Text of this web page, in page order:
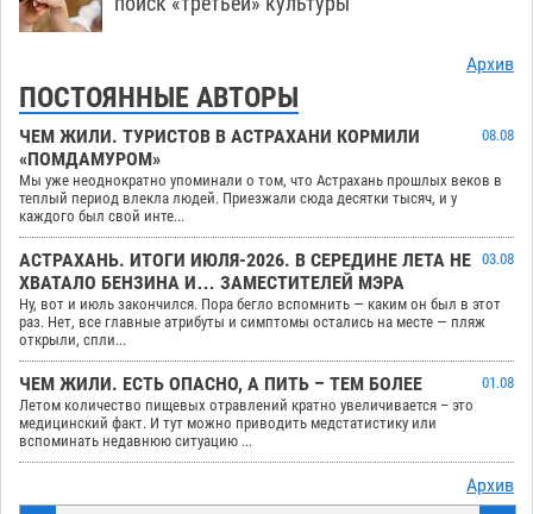
Архив
ПОСТОЯННЫЕ АВТОРЫ
ЧЕМ ЖИЛИ. ТУРИСТОВ В АСТРАХАНИ КОРМИЛИ
«ПОМДАМУРОМ»
08.08
Мы уже неоднократно упоминали о том, что Астрахань прошлых веков в
теплый период влекла людей. Приезжали сюда десятки тысяч, и у
каждого был свой инте...
АСТРАХАНЬ. ИТОГИ ИЮЛЯ-2026. В СЕРЕДИНЕ ЛЕТА НЕ
ХВАТАЛО БЕНЗИНА И… ЗАМЕСТИТЕЛЕЙ МЭРА
03.08
Ну, вот и июль закончился. Пора бегло вспомнить — каким он был в этот
раз. Нет, все главные атрибуты и симптомы остались на месте — пляж
открыли, спли...
ЧЕМ ЖИЛИ. ЕСТЬ ОПАСНО, А ПИТЬ – ТЕМ БОЛЕЕ
01.08
Летом количество пищевых отравлений кратно увеличивается – это
медицинский факт. И тут можно приводить медстатистику или
вспоминать недавнюю ситуацию ...
Архив